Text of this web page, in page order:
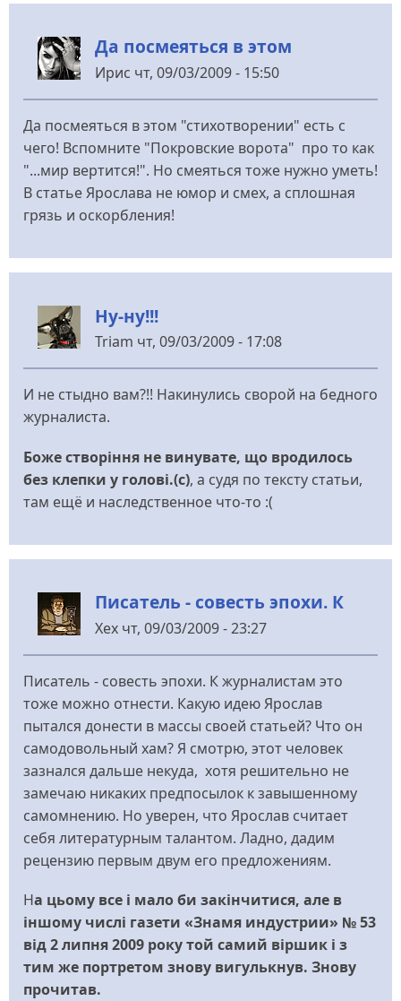
Да посмеяться в этом
Ирис чт, 09/03/2009 - 15:50
Да посмеяться в этом "стихотворении" есть с
чего! Вспомните "Покровские ворота" про то как
"...мир вертится!". Но смеяться тоже нужно уметь!
В статье Ярослава не юмор и смех, а сплошная
грязь и оскорбления!
Ну-ну!!!
Triam чт, 09/03/2009 - 17:08
И не стыдно вам?!! Накинулись сворой на бедного
журналиста.
Боже створіння не винувате, що вродилось
без клепки у голові.(с), а судя по тексту статьи,
там ещё и наследственное что-то :(
Писатель - совесть эпохи. К
Хех чт, 09/03/2009 - 23:27
Писатель - совесть эпохи. К журналистам это
тоже можно отнести. Какую идею Ярослав
пытался донести в массы своей статьей? Что он
самодовольный хам? Я смотрю, этот человек
зазнался дальше некуда, хотя решительно не
замечаю никаких предпосылок к завышенному
самомнению. Но уверен, что Ярослав считает
себя литературным талантом. Ладно, дадим
рецензию первым двум его предложениям.
На цьому все і мало би закінчитися, але в
іншому числі газети «Знамя индустрии» № 53
від 2 липня 2009 року той самий віршик і з
тим же портретом знову вигулькнув. Знову
прочитав.